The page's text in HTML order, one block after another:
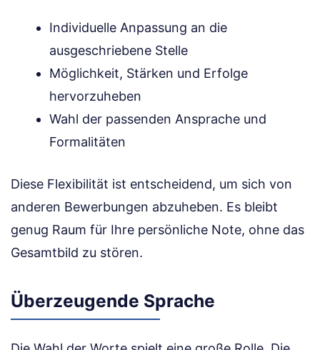
Individuelle Anpassung an die
ausgeschriebene Stelle
Möglichkeit, Stärken und Erfolge
hervorzuheben
Wahl der passenden Ansprache und
Formalitäten
Diese Flexibilität ist entscheidend, um sich von
anderen Bewerbungen abzuheben. Es bleibt
genug Raum für Ihre persönliche Note, ohne das
Gesamtbild zu stören.
Überzeugende Sprache